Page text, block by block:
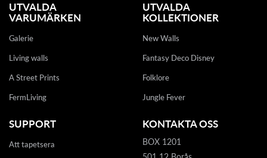
UTVALDA
VARUMÄRKEN
Galerie
Living walls
A Street Prints
FermLiving
UTVALDA
KOLLEKTIONER
New Walls
Fantasy Deco Disney
Folklore
Jungle Fever
SUPPORT
Att tapetsera
KONTAKTA OSS
BOX 1201